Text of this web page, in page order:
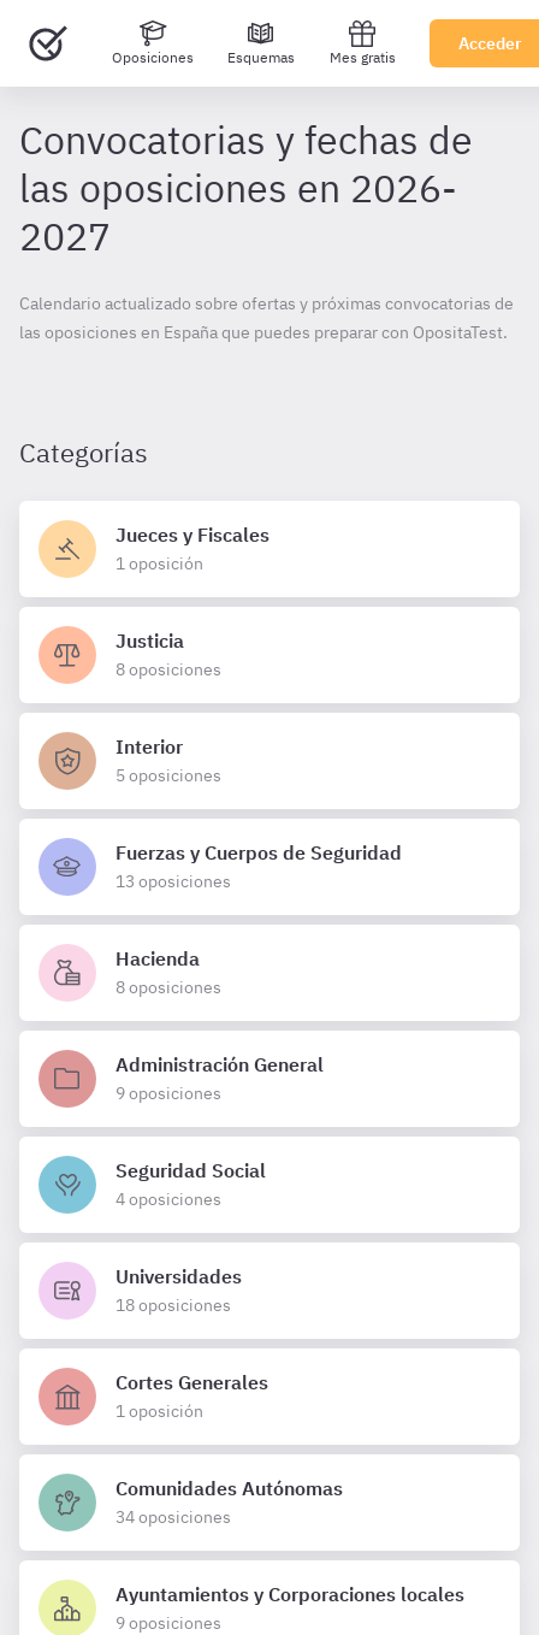
Oposiciones Esquemas Mes gratis
Acceder
Convocatorias y fechas de
las oposiciones en 2026-
2027
Calendario actualizado sobre ofertas y próximas convocatorias de
las oposiciones en España que puedes preparar con OpositaTest.
Categorías
Jueces y Fiscales
1 oposición
Justicia
8 oposiciones
Interior
5 oposiciones
Fuerzas y Cuerpos de Seguridad
13 oposiciones
Hacienda
8 oposiciones
Administración General
9 oposiciones
Seguridad Social
4 oposiciones
Universidades
18 oposiciones
Cortes Generales
1 oposición
Comunidades Autónomas
34 oposiciones
Ayuntamientos y Corporaciones locales
9 oposiciones